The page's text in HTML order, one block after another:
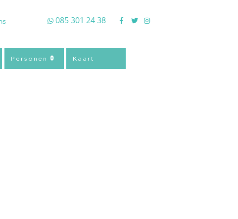
085 301 24 38